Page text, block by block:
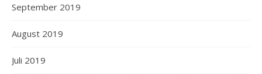
September 2019
August 2019
Juli 2019